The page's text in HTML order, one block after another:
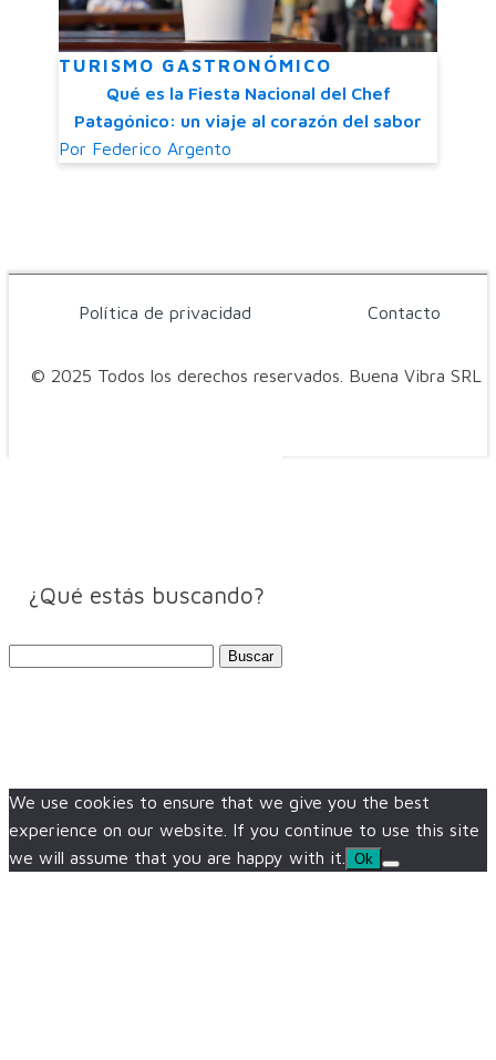
TURISMO GASTRONÓMICO
Qué es la Fiesta Nacional del Chef
Patagónico: un viaje al corazón del sabor
Por Federico Argento
© 2025 Todos los derechos reservados. Buena Vibra SRL
Política de privacidad Contacto
¿Qué estás buscando?
We use cookies to ensure that we give you the best
experience on our website. If you continue to use this site
we will assume that you are happy with it.
Ok